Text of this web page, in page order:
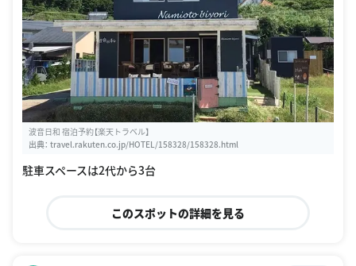
波音日和 宿泊予約【楽天トラベル】
出典： travel.rakuten.co.jp/HOTEL/158328/158328.html
駐車スペースは2代から3台
このスポットの詳細を見る